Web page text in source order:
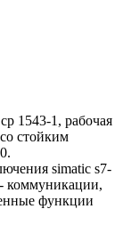
1543-1, рабочая
стойким
simatic s7-
коммуникации,
функции